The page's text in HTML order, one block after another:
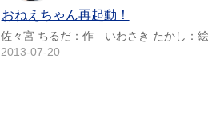
おねえちゃん再起動！
佐々宮 ちるだ：作 いわさき たかし：絵
2013-07-20